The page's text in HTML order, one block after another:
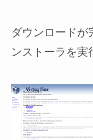
ダウンロードが
ンストーラを実